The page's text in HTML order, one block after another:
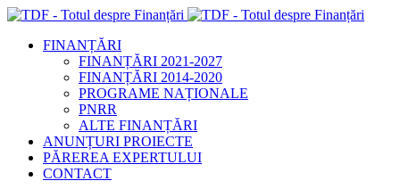
FINANȚĂRI
FINANȚĂRI 2021-2027
FINANȚĂRI 2014-2020
PROGRAME NAȚIONALE
PNRR
ALTE FINANȚĂRI
ANUNȚURI PROIECTE
PĂREREA EXPERTULUI
CONTACT